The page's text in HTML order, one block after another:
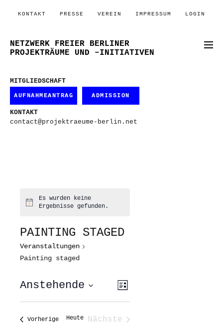
KONTAKT PRESSE VEREIN IMPRESSUM LOGIN
NETZWERK FREIER BERLINER
PROJEKTRÄUME UND –INITIATIVEN
MITGLIEDSCHAFT
AUFNAHMEANTRAG ADMISSION
KONTAKT
contact@projektraeume-berlin.net
Hinweis
Es wurden keine
Ergebnisse gefunden.
PAINTING STAGED
Veranstaltungen
Painting staged
ANSICHTEN-
NAVIGATION
VERANSTALTUNG
ANSICHTEN-
Liste
Anstehende
wählen.
VorherigeVeranstaltungen
Heute
Nächste